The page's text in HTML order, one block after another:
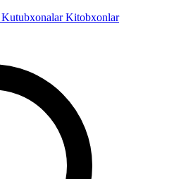
KutubxonalarKitobxonlar